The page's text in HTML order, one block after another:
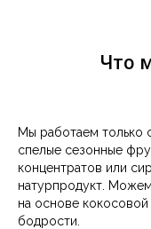
Что
Мы работаем только
спелые сезонные
концентратов или
натурпродукт.
на основе
бодрости.
ДОСТАВКА В
ЛОФТ